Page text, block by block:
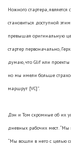
Ножного стартера,
становиться доступной
превышая оригинальную
стартер первоначально,
думаю, что Glif или
но мы имели больше
маршрут [VC]”.
Дэн и Том скромные об их
дневных рабочих мест. “Мы
“Мы вошли в него с целью